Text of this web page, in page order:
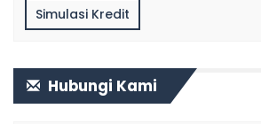
Simulasi Kredit
Hubungi Kami